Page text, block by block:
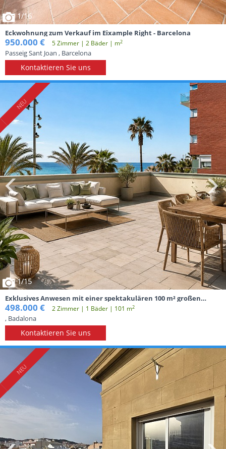
1/16
Eckwohnung zum Verkauf im Eixample Right - Barcelona
950.000 € 5 Zimmer | 2 Вäder | m2
Passeig Sant Joan , Barcelona
Kontaktieren Sie uns
1/15
Exklusives Anwesen mit einer spektakulären 100 m² großen
Terrasse und Panoramablick auf das Meer in Badalona
498.000 € 2 Zimmer | 1 Вäder | 101 m2
, Badalona
Kontaktieren Sie uns